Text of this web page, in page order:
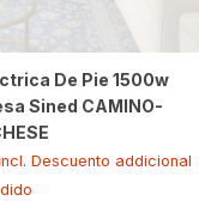
De Pie 1500w
Sined CAMINO-
Descuento addicional